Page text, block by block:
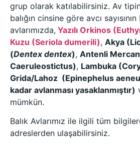
grup olarak katılabilirsiniz. Av
balığın cinsine göre avcı
avlarımızda, Yazılı Orkinos
Kuzu (Seriola dumerili), Akya
(Dentex dentex), Antenli
Caeruleostictus), Lambuka
Grida/Lahoz (Epinephelus
kadar avlanması yasaklanmıştır)
mümkün.
Balık Avlarımız ile ilgili tüm
adreslerden ulaşabilirsiniz.